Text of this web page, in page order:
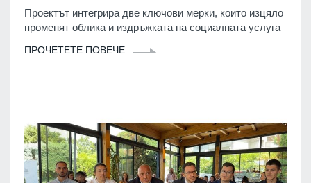
Проектът интегрира две ключови мерки, които изцяло
променят облика и издръжката на социалната услуга
ПРОЧЕТЕТЕ ПОВЕЧЕ